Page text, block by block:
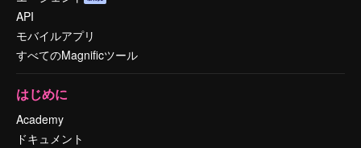
API
モバイルアプリ
すべてのMagnificツール
はじめに
Academy
ドキュメント